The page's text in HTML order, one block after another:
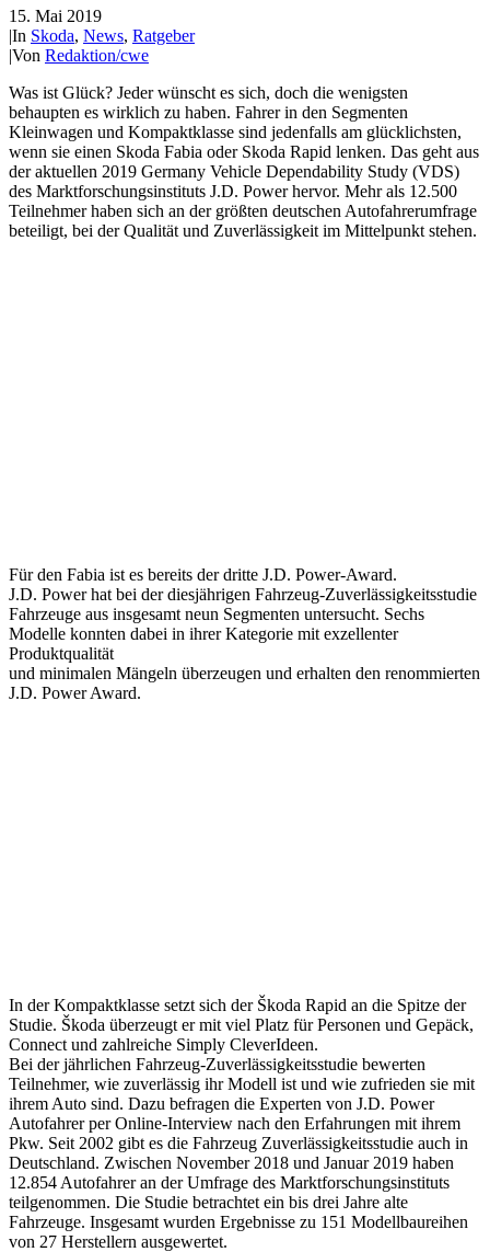
15. Mai 2019
|In Skoda, News, Ratgeber
|Von Redaktion/cwe
Was ist Glück? Jeder wünscht es sich, doch die wenigsten
behaupten es wirklich zu haben. Fahrer in den Segmenten
Kleinwagen und Kompaktklasse sind jedenfalls am glücklichsten,
wenn sie einen Skoda Fabia oder Skoda Rapid lenken. Das geht aus
der aktuellen 2019 Germany Vehicle Dependability Study (VDS)
des Marktforschungsinstituts J.D. Power hervor. Mehr als 12.500
Teilnehmer haben sich an der größten deutschen Autofahrerumfrage
beteiligt, bei der Qualität und Zuverlässigkeit im Mittelpunkt stehen.
Für den Fabia ist es bereits der dritte J.D. Power-Award.
J.D. Power hat bei der diesjährigen Fahrzeug-Zuverlässigkeitsstudie
Fahrzeuge aus insgesamt neun Segmenten untersucht. Sechs
Modelle konnten dabei in ihrer Kategorie mit exzellenter
Produktqualität
und minimalen Mängeln überzeugen und erhalten den renommierten
J.D. Power Award.
In der Kompaktklasse setzt sich der Škoda Rapid an die Spitze der
Studie. Škoda überzeugt er mit viel Platz für Personen und Gepäck,
Connect und zahlreiche Simply CleverIdeen.
Bei der jährlichen Fahrzeug-Zuverlässigkeitsstudie bewerten
Teilnehmer, wie zuverlässig ihr Modell ist und wie zufrieden sie mit
ihrem Auto sind. Dazu befragen die Experten von J.D. Power
Autofahrer per Online-Interview nach den Erfahrungen mit ihrem
Pkw. Seit 2002 gibt es die Fahrzeug Zuverlässigkeitsstudie auch in
Deutschland. Zwischen November 2018 und Januar 2019 haben
12.854 Autofahrer an der Umfrage des Marktforschungsinstituts
teilgenommen. Die Studie betrachtet ein bis drei Jahre alte
Fahrzeuge. Insgesamt wurden Ergebnisse zu 151 Modellbaureihen
von 27 Herstellern ausgewertet.